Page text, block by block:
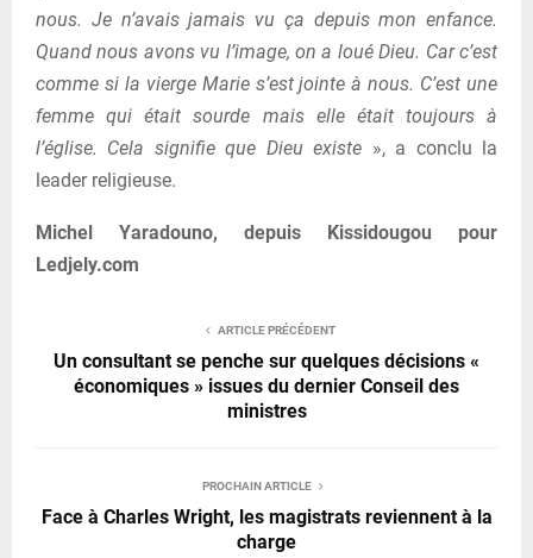
nous. Je n’avais jamais vu ça depuis mon enfance.
Quand nous avons vu l’image, on a loué Dieu. Car c’est
comme si la vierge Marie s’est jointe à nous. C’est une
femme qui était sourde mais elle était toujours à
l’église. Cela signifie que Dieu existe », a conclu la
leader religieuse.
Michel Yaradouno, depuis Kissidougou pour
Ledjely.com
ARTICLE PRÉCÉDENT
Un consultant se penche sur quelques décisions «
économiques » issues du dernier Conseil des
ministres
PROCHAIN ARTICLE
Face à Charles Wright, les magistrats reviennent à la
charge